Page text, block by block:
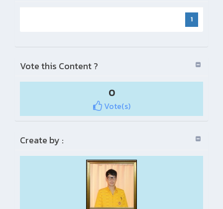
1
Vote this Content ?
0
Vote(s)
Create by :